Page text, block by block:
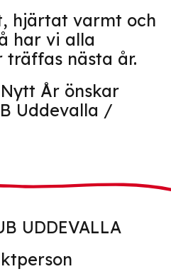
hjärtat varmt och
har vi alla
nästa år.
År önskar
Uddevalla /
UDDEVALLA